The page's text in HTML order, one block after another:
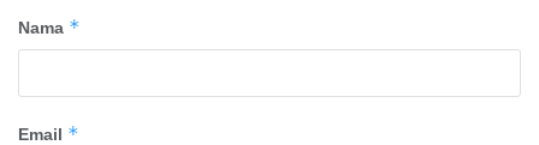
Nama *
Email *